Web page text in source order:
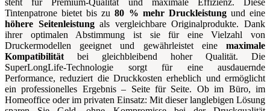
steht für Premium-Qualität und maximale Effizienz. Diese
Tintenpatrone bietet bis zu80 % mehr Druckleistungund eine
höhere Seitenleistungals vergleichbare Originalprodukte. Dank
ihrer optimalen Abstimmung ist sie für eine Vielzahl von
Druckermodellen geeignet und gewährleistet eine maximale
Kompatibilitätbei gleichbleibend hoher Qualität. Die
SuperLongLife-Technologie sorgt für eine ausdauernde
Performance, reduziert die Druckkosten erheblich und ermöglicht
ein professionelles Ergebnis – Seite für Seite. Ob im Büro, im
Homeoffice oder im privaten Einsatz: Mit dieser langlebigen Lösung